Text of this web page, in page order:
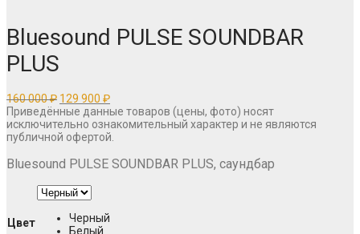
Bluesound PULSE SOUNDBAR
PLUS
160 000₽ Первоначальная
цена
составляла
160
129 900 ₽Текущая
цена:
129
900 ₽.
Приведённые данные товаров (цены, фото) носят
исключительно ознакомительный характер и не являются
публичной офертой.
Bluesound PULSE SOUNDBAR PLUS, саундбар
Цвет
Черный
Белый